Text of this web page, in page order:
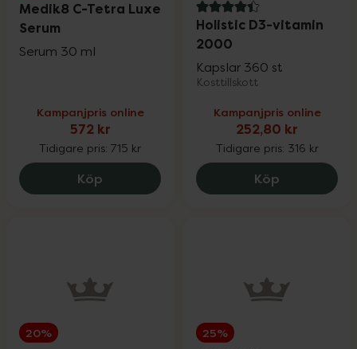
Medik8 C-Tetra Luxe
Serum
Serum 30 ml
Kampanjpris online
572 kr
Tidigare pris: 715 kr
Köp Medik8 C-Tetra Luxe Serum, 572 kr.
4.4 av 5 i omdöme
Holistic D3-vitamin
2000
Kapslar 360 st
Kosttillskott
Kampanjpris online
252,80 kr
Tidigare pris: 316 kr
Köp Holistic
20% 25%